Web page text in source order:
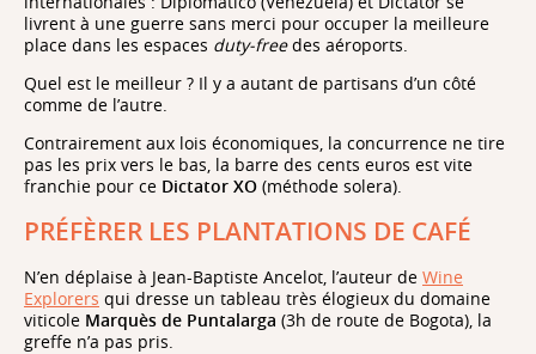
livrent à une guerre sans merci pour occuper la meilleure
place dans les espaces duty-freedes aéroports.
Quel est le meilleur ? Il y a autant de partisans d’un côté
comme de l’autre.
Contrairement aux lois économiques, la concurrence ne tire
pas les prix vers le bas, la barre des cents euros est vite
franchie pour ce Dictator XO (méthode solera).
PRÉFÈRER LES PLANTATIONS DE CAFÉ
N’en déplaise à Jean-Baptiste Ancelot, l’auteur de Wine
Explorers qui dresse un tableau très élogieux du domaine
viticole Marquès de Puntalarga (3h de route de Bogota), la
greffe n’a pas pris.